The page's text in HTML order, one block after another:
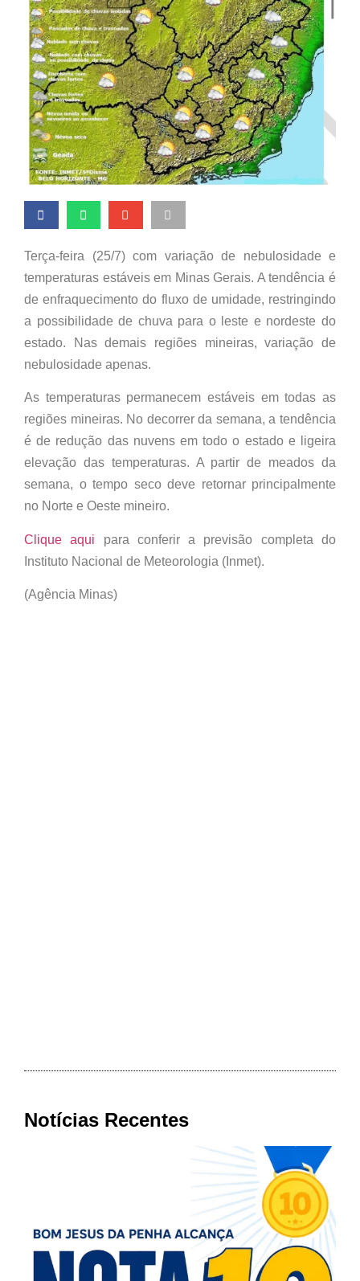
Terça-feira (25/7) com variação de nebulosidade e
temperaturas estáveis em Minas Gerais. A tendência é
de enfraquecimento do fluxo de umidade, restringindo
a possibilidade de chuva para o leste e nordeste do
estado. Nas demais regiões mineiras, variação de
nebulosidade apenas.
As temperaturas permanecem estáveis em todas as
regiões mineiras. No decorrer da semana, a tendência
é de redução das nuvens em todo o estado e ligeira
elevação das temperaturas. A partir de meados da
semana, o tempo seco deve retornar principalmente
no Norte e Oeste mineiro.
Clique aqui para conferir a previsão completa do
Instituto Nacional de Meteorologia (Inmet).
(Agência Minas)
Notícias Recentes